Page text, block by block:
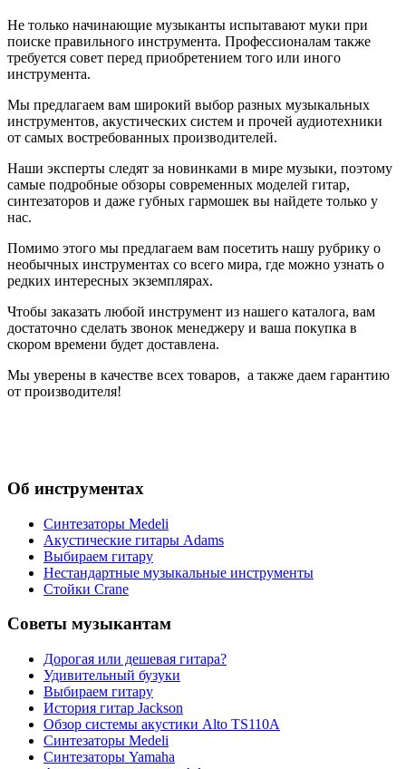
Не только начинающие музыканты испытавают муки при
поиске правильного инструмента. Профессионалам также
требуется совет перед приобретением того или иного
инструмента.
Мы предлагаем вам широкий выбор разных музыкальных
инструментов, акустических систем и прочей аудиотехники
от самых востребованных производителей.
Наши эксперты следят за новинками в мире музыки, поэтому
самые подробные обзоры современных моделей гитар,
синтезаторов и даже губных гармошек вы найдете только у
нас.
Помимо этого мы предлагаем вам посетить нашу рубрику о
необычных инструментах со всего мира, где можно узнать о
редких интересных экземплярах.
Чтобы заказать любой инструмент из нашего каталога, вам
достаточно сделать звонок менеджеру и ваша покупка в
скором времени будет доставлена.
Мы уверены в качестве всех товаров, а также даем гарантию
от производителя!
Об инструментах
Синтезаторы Мedeli
Акустические гитары Adams
Выбираем гитару
Нестандартные музыкальные инструменты
Стойки Crane
Советы музыкантам
Дорогая или дешевая гитара?
Удивительный бузуки
Выбираем гитару
История гитар Jackson
Обзор системы акустики Alto TS110A
Синтезаторы Мedeli
Синтезаторы Yamaha